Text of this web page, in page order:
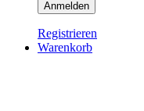
Registrieren
Warenkorb